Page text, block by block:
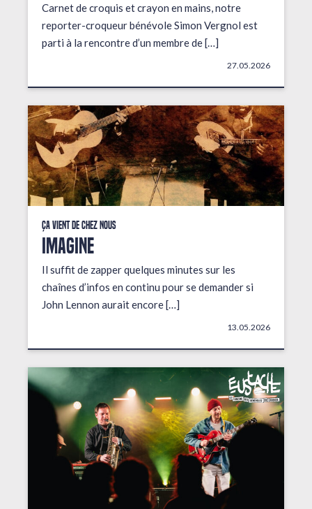
Carnet de croquis et crayon en mains, notre
reporter-croqueur bénévole Simon Vergnol est
parti à la rencontre d’un membre de […]
27.05.2026
Ça vient de chez nous
IMAGINE
Il suffit de zapper quelques minutes sur les
chaînes d’infos en continu pour se demander si
John Lennon aurait encore […]
13.05.2026